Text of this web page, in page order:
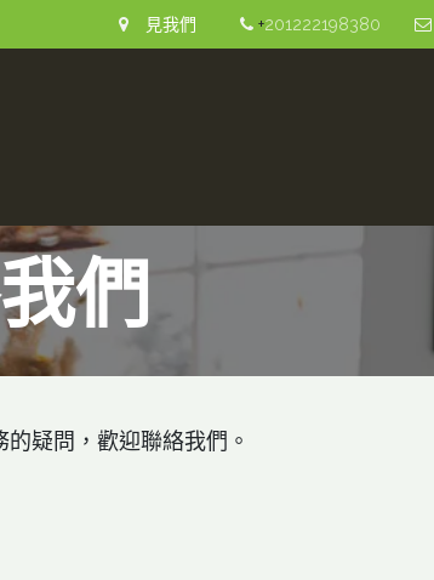
見我們 +201222198380
們
疑問，歡迎聯絡我們。